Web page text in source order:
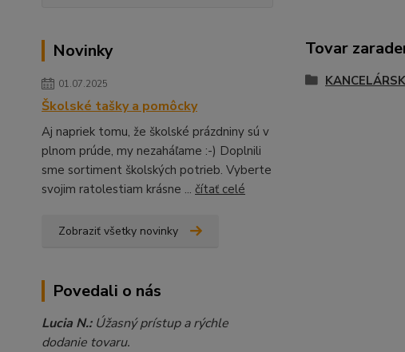
Novinky
01.07.2025
Školské tašky a pomôcky
Aj napriek tomu, že školské prázdniny sú v
plnom prúde, my nezaháľame :-) Doplnili
sme sortiment školských potrieb. Vyberte
svojim ratolestiam krásne ... čítať celé
Zobraziť všetky novinky
Povedali o nás
Lucia N.:Úžasný prístup a rýchle
dodanie tovaru.
Tovar